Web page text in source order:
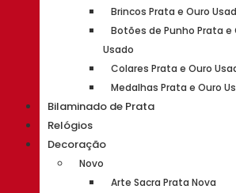
Brincos Prata e Ouro
Botões de Punho Prata e
Usado
Colares Prata e Ouro
Medalhas Prata e Ouro
Bilaminado de Prata
Relógios
Decoração
Novo
Arte Sacra Prata Nova